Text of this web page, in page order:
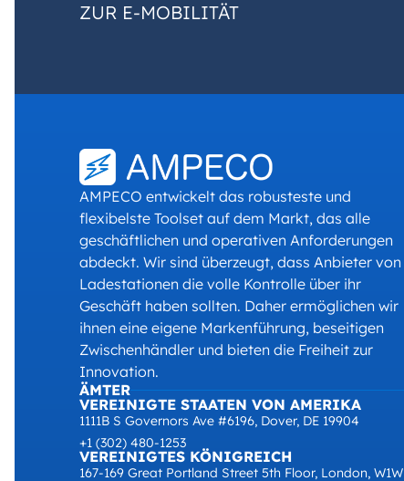
ZUR E-MOBILITÄT
AMPECO entwickelt das robusteste und
flexibelste Toolset auf dem Markt, das alle
geschäftlichen und operativen Anforderungen
abdeckt. Wir sind überzeugt, dass Anbieter von
Ladestationen die volle Kontrolle über ihr
Geschäft haben sollten. Daher ermöglichen wir
ihnen eine eigene Markenführung, beseitigen
Zwischenhändler und bieten die Freiheit zur
Innovation.
ÄMTER
VEREINIGTE STAATEN VON AMERIKA
1111B S Governors Ave #6196, Dover, DE 19904
+1 (302) 480-1253
VEREINIGTES KÖNIGREICH
167-169 Great Portland Street 5th Floor, London, W1W